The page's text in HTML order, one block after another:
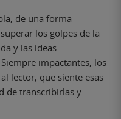
de una forma
los golpes de la
y las ideas
impactantes, los
lector, que siente esas
de transcribirlas y